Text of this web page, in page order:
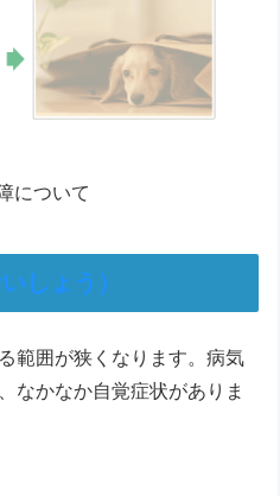
について
しょう）
範囲が狭くなります。病気
なかなか自覚症状がありま